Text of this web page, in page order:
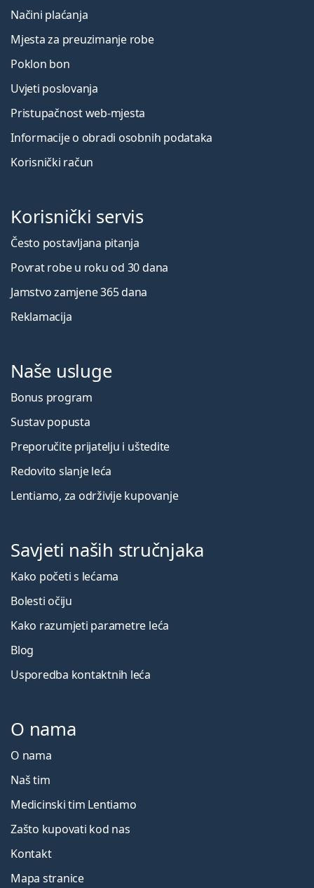
Načini plaćanja
Mjesta za preuzimanje robe
Poklon bon
Uvjeti poslovanja
Pristupačnost web-mjesta
Informacije o obradi osobnih podataka
Korisnički račun
Korisnički servis
Često postavljana pitanja
Povrat robe u roku od 30 dana
Jamstvo zamjene 365 dana
Reklamacija
Naše usluge
Bonus program
Sustav popusta
Preporučite prijatelju i uštedite
Redovito slanje leća
Lentiamo, za održivije kupovanje
Savjeti naših stručnjaka
Kako početi s lećama
Bolesti očiju
Kako razumjeti parametre leća
Blog
Usporedba kontaktnih leća
O nama
O nama
Naš tim
Medicinski tim Lentiamo
Zašto kupovati kod nas
Kontakt
Mapa stranice